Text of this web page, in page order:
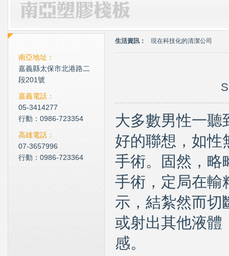
南亞地址：
嘉義縣太保市北港路二
段201號
嘉義電話：
05-3414277
行動：0986-723354
高雄電話：
07-3657996
行動：0986-723364
生活資訊： 現在科技化的清潔公司
環保材質的使用已經成為全
台塑王永慶的傳奇一生與典
現在科技化的清潔公司
雲南臘肉的醃製介紹
心肌梗塞拍打手肘傳言是假
大多數男性一聽
好的聯想，如性
手術。固然，略
手術，定局在輸
示，結紮然而切
或射出其他液體
感。